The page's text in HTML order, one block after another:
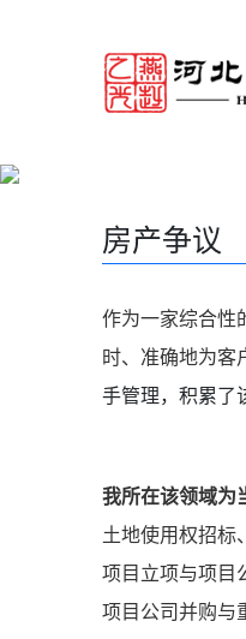
房产争议
作为一家综合性
时、准确地为客
手管理，积累了
我所在该领域为
土地使用权招标
项目立项与项目
项目公司并购与